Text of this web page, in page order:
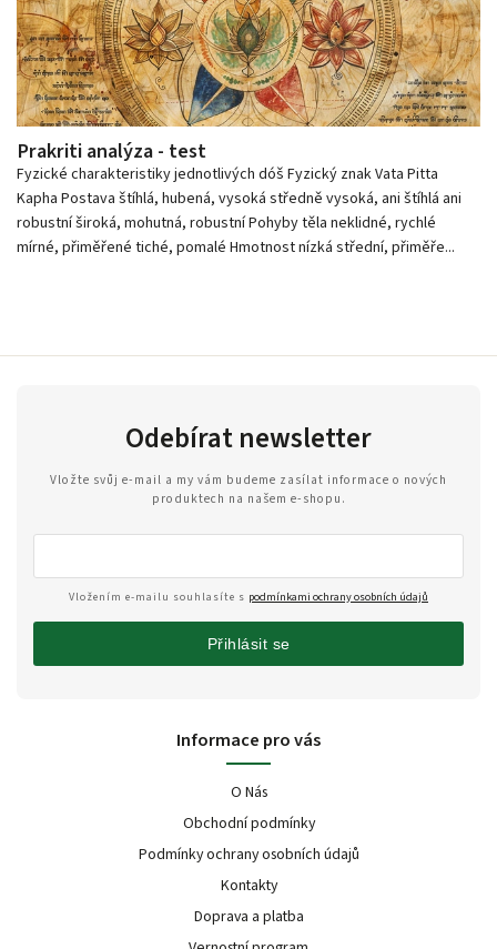
Prakriti analýza - test
Fyzické charakteristiky jednotlivých dóš Fyzický znak Vata Pitta
Kapha Postava štíhlá, hubená, vysoká středně vysoká, ani štíhlá ani
robustní široká, mohutná, robustní Pohyby těla neklidné, rychlé
mírné, přiměřené tiché, pomalé Hmotnost nízká střední, přiměře...
Informace pro vás
O Nás
Obchodní podmínky
Podmínky ochrany osobních údajů
Kontakty
Doprava a platba
Odebírat newsletter
Vložte svůj e-mail a my vám budeme zasílat informace o nových
produktech na našem e-shopu.
Vložením e-mailu souhlasíte s podmínkami ochrany osobních údajů
Přihlásit se